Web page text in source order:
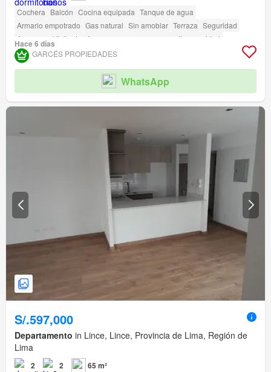
Cochera Balcón Cocina equipada Tanque de agua
Armario empotrado Gas natural Sin amoblar Terraza Seguridad
Ascensor Vigilante Acceso para personas con discapacidad
Hace 6 días
GARCÉS PROPIEDADES
WhatsApp
S/.597,000
Departamento in Lince, Lince, Provincia de Lima, Región de
Lima
2 2 65 m²